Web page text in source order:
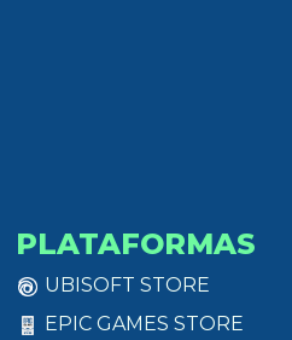
PLATAFORMAS
UBISOFT STORE
EPIC GAMES STORE